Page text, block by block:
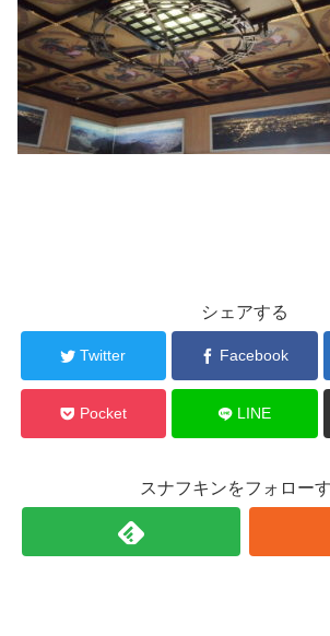
シェアする
Twitter Facebook
Pocket LINE
スナフキンをフォロー